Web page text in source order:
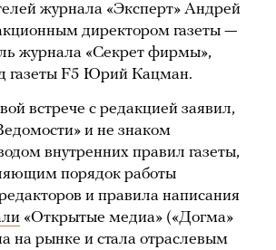
журнала «Эксперт» Андрей
директором газеты —
журнала «Секрет фирмы»,
газеты F5 Юрий Кацман.
встрече с редакцией заявил,
и не знаком
внутренних правил газеты,
порядок работы
и правила написания
«Открытые медиа» («Догма»
на рынке и стала отраслевым